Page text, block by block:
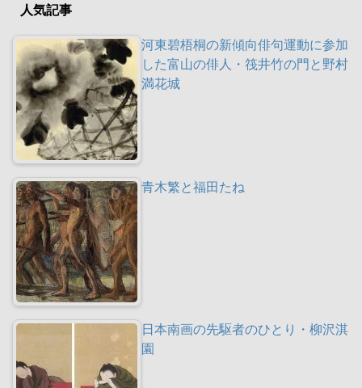
人気記事
河東碧梧桐の新傾向俳句運動に参加
した富山の俳人・筏井竹の門と野村
満花城
青木繁と福田たね
日本南画の先駆者のひとり・柳沢淇
園